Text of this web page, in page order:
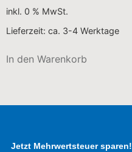
inkl. 0 % MwSt.
Lieferzeit: ca. 3-4 Werktage
In den Warenkorb
Jetzt Mehrwertsteuer sparen!